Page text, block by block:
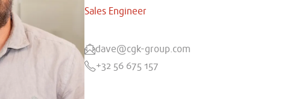
Sales Engineer
dave@cgk-group.com
+32 56 675 157